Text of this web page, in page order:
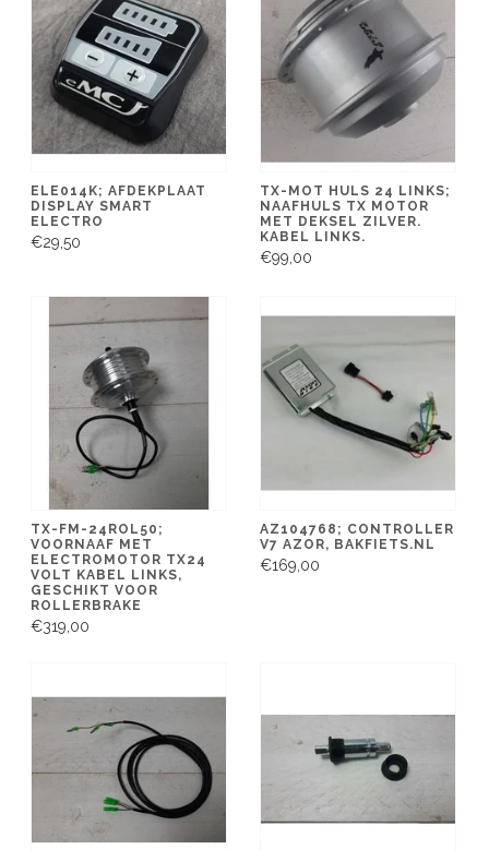
ELE014K; AFDEKPLAAT
DISPLAY SMART
ELECTRO
€29,50
TX-MOT HULS 24 LINKS;
NAAFHULS TX MOTOR
MET DEKSEL ZILVER.
KABEL LINKS.
€99,00
TX-FM-24ROL50;
VOORNAAF MET
ELECTROMOTOR TX24
VOLT KABEL LINKS,
GESCHIKT VOOR
ROLLERBRAKE
€319,00
AZ104768; CONTROLLER
V7 AZOR, BAKFIETS.NL
€169,00